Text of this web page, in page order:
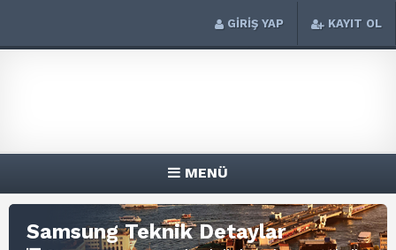
GİRİŞ YAP KAYIT OL
MENÜ
Samsung Teknik Detaylar